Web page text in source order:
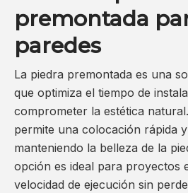
premontada
paredes
La piedra premontada es una
que optimiza el tiempo de
comprometer la estética
permite una colocación rápida
manteniendo la belleza de la
opción es ideal para proyectos
velocidad de ejecución sin